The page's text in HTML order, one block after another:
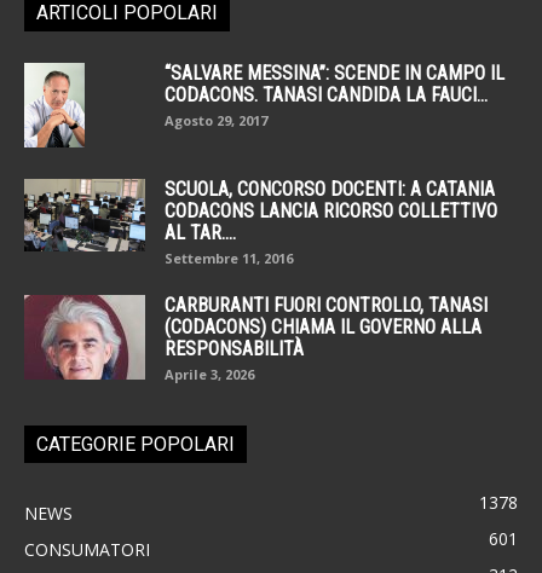
ARTICOLI POPOLARI
“SALVARE MESSINA”: SCENDE IN CAMPO IL
CODACONS. TANASI CANDIDA LA FAUCI...
Agosto 29, 2017
SCUOLA, CONCORSO DOCENTI: A CATANIA
CODACONS LANCIA RICORSO COLLETTIVO
AL TAR....
Settembre 11, 2016
CARBURANTI FUORI CONTROLLO, TANASI
(CODACONS) CHIAMA IL GOVERNO ALLA
RESPONSABILITÀ
Aprile 3, 2026
CATEGORIE POPOLARI
NEWS 1378
CONSUMATORI
601